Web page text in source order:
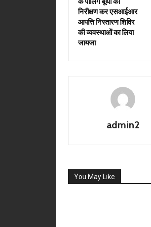
निरीक्षण कर एसआईआर
आपत्ति निस्तारण शिविर
की व्यवस्थाओं का लिया
जायजा
admin2
You May Like